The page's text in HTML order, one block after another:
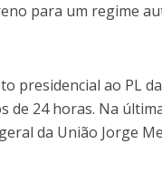
para um regime
presidencial ao PL
de 24 horas. Na
da União Jorge